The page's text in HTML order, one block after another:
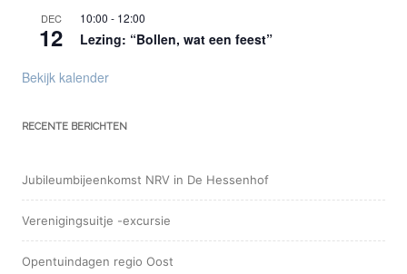
DEC
12
10:00 - 12:00
Lezing: “Bollen, wat een feest”
Bekijk kalender
RECENTE BERICHTEN
Jubileumbijeenkomst NRV in De Hessenhof
Verenigingsuitje -excursie
Opentuindagen regio Oost